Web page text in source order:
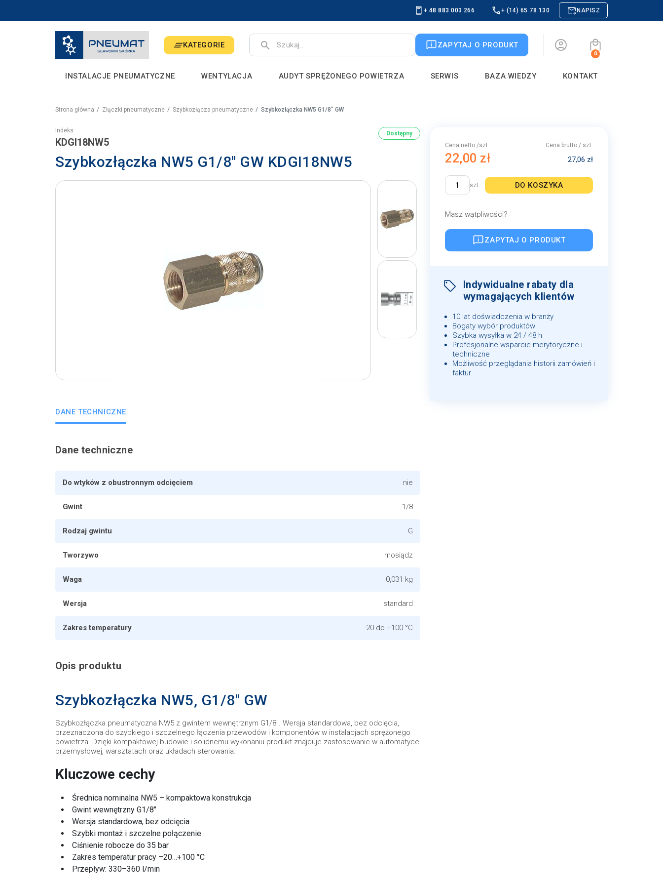
+ 48 883 003 266 + (14) 65 78 130 NAPISZ
search ZAPYTAJ O PRODUKT
0
INSTALACJE PNEUMATYCZNE WENTYLACJA AUDYT SPRĘŻONEGO POWIETRZA SERWIS BAZA WIEDZY KONTAKT
KATEGORIE
Strona główna Złączki pneumatyczne Szybkozłącza pneumatyczne Szybkozłączka NW5 G1/8" GW
Indeks
KDGI18NW5
Dostępny
Szybkozłączka NW5 G1/8" GW KDGI18NW5
DANE TECHNICZNE
Dane techniczne
Do wtyków z obustronnym odcięciem nie
Gwint 1/8
Rodzaj gwintu G
Tworzywo mosiądz
Waga 0,031 kg
Wersja standard
Zakres temperatury -20 do +100 °C
Opis produktu
Szybkozłączka NW5, G1/8" GW
Szybkozłączka pneumatyczna NW5 z gwintem wewnętrznym G1/8". Wersja standardowa, bez odcięcia,
przeznaczona do szybkiego i szczelnego łączenia przewodów i komponentów w instalacjach sprężonego
powietrza. Dzięki kompaktowej budowie i solidnemu wykonaniu produkt znajduje zastosowanie w automatyce
przemysłowej, warsztatach oraz układach sterowania.
Kluczowe cechy
Średnica nominalna NW5 – kompaktowa konstrukcja
Gwint wewnętrzny G1/8"
Wersja standardowa, bez odcięcia
Szybki montaż i szczelne połączenie
Ciśnienie robocze do 35 bar
Zakres temperatur pracy –20…+100 °C
Przepływ: 330–360 l/min
Cena netto /szt.
22,00 zł
Cena brutto / szt.
27,06 zł
szt. DO KOSZYKA
Masz wątpliwości?
ZAPYTAJ O PRODUKT
Indywidualne rabaty dla
wymagających klientów
10 lat doświadczenia w branży
Bogaty wybór produktów
Szybka wysyłka w 24 / 48 h
Profesjonalne wsparcie merytoryczne i
techniczne
Możliwość przeglądania historii zamówień i
faktur